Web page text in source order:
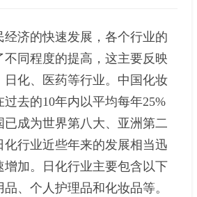
经济的快速发展，各个行业的
不同程度的提高，这主要反映
日化、医药等行业。中国化妆
去的10年内以平均每年25%
已成为世界第八大、亚洲第二
化行业近些年来的发展相当迅
增加。日化行业主要包含以下
、个人护理品和化妆品等。